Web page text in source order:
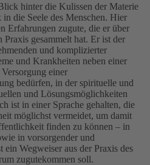
hinter die Kulissen der Materie
die Seele des Menschen. Hier
Erfahrungen zugute, die er über
Praxis gesammelt hat. Er ist der
und komplizierter
und Krankheiten neben einer
einer
bedürfen, in der spirituelle und
und Lösungsmöglichkeiten
ist in einer Sprache gehalten, die
möglichst vermeidet, um damit
finden zu können – in
in vorsorgender und
Wegweiser aus der Praxis des
zugutekommen soll.